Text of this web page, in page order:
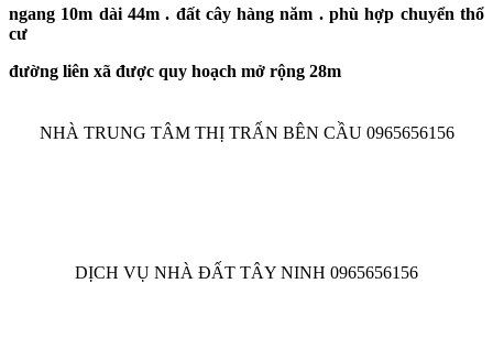
ngang 10m dài 44m . đất cây hàng năm . phù hợp chuyển thổ
cư
đường liên xã được quy hoạch mở rộng 28m
NHÀ TRUNG TÂM THỊ TRẤN BÊN CẦU 0965656156
DỊCH VỤ NHÀ ĐẤT TÂY NINH 0965656156